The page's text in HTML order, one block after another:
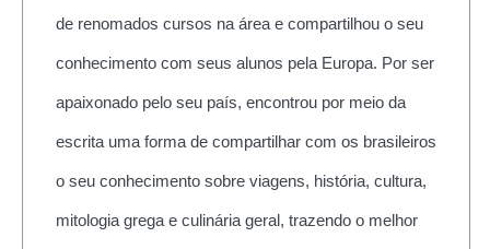
de renomados cursos na área e compartilhou o seu
conhecimento com seus alunos pela Europa. Por ser
apaixonado pelo seu país, encontrou por meio da
escrita uma forma de compartilhar com os brasileiros
o seu conhecimento sobre viagens, história, cultura,
mitologia grega e culinária geral, trazendo o melhor